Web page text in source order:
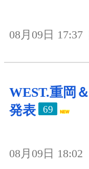
08月09日 17:37
WEST.重岡
発表
69
08月09日 18:02